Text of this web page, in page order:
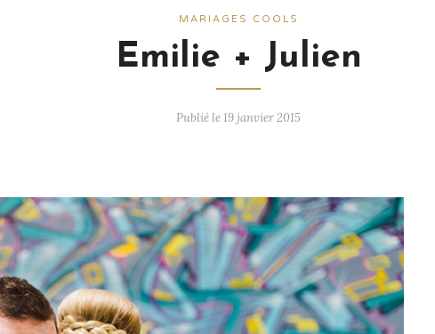
MARIAGES COOLS
Emilie + Julien
Publié le 19 janvier 2015